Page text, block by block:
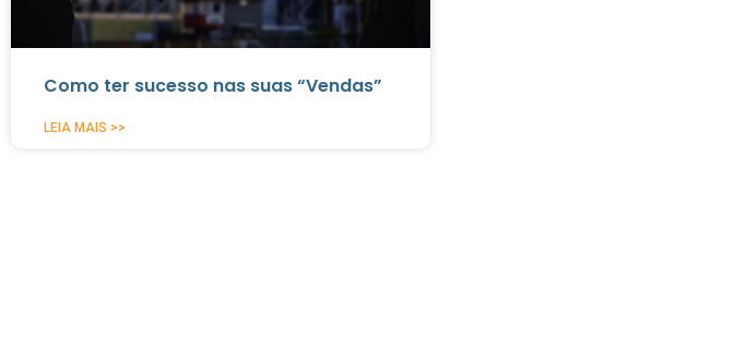
Como ter sucesso nas suas “Vendas”
LEIA MAIS >>